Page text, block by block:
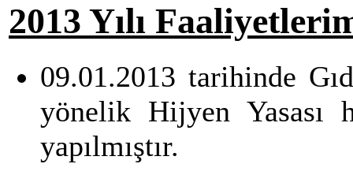
2013 Yılı
09.01.2013 tarihinde
yönelik Hijyen Yasası
yapılmıştır.